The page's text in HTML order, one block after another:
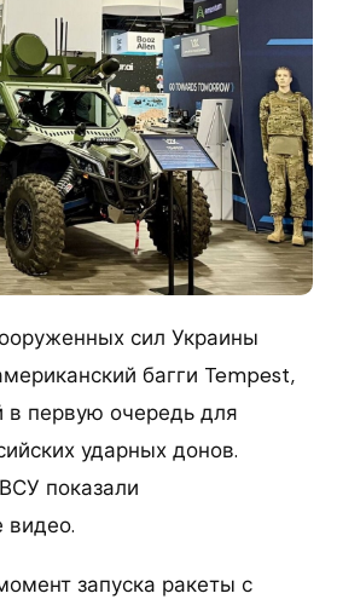
сил Украины
багги Tempest,
в первую очередь для
ударных донов.
показали
видео.
запуска ракеты с